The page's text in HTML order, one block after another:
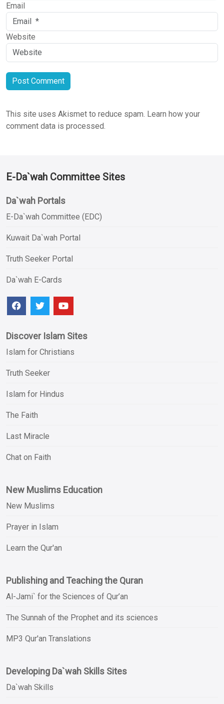
Email
Website
This site uses Akismet to reduce spam. Learn how your
comment data is processed.
E-Da`wah Committee Sites
Da`wah Portals
E-Da`wah Committee (EDC)
Kuwait Da`wah Portal
Truth Seeker Portal
Da`wah E-Cards
Discover Islam Sites
Islam for Christians
Truth Seeker
Islam for Hindus
The Faith
Last Miracle
Chat on Faith
New Muslims Education
New Muslims
Prayer in Islam
Learn the Qur'an
Publishing and Teaching the Quran
Al-Jami` for the Sciences of Qur’an
The Sunnah of the Prophet and its sciences
MP3 Qur'an Translations
Developing Da`wah Skills Sites
Da`wah Skills